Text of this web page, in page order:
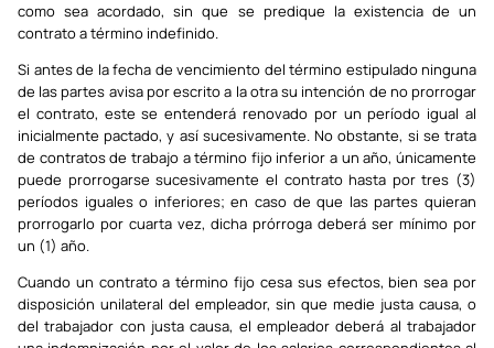
como sea acordado, sin que se predique la existencia de un
contrato a término indefinido.
Si antes de la fecha de vencimiento del término estipulado ninguna
de las partes avisa por escrito a la otra su intención de no prorrogar
el contrato, este se entenderá renovado por un período igual al
inicialmente pactado, y así sucesivamente. No obstante, si se trata
de contratos de trabajo a término fijo inferior a un año, únicamente
puede prorrogarse sucesivamente el contrato hasta por tres (3)
períodos iguales o inferiores; en caso de que las partes quieran
prorrogarlo por cuarta vez, dicha prórroga deberá ser mínimo por
un (1) año.
Cuando un contrato a término fijo cesa sus efectos, bien sea por
disposición unilateral del empleador, sin que medie justa causa, o
del trabajador con justa causa, el empleador deberá al trabajador